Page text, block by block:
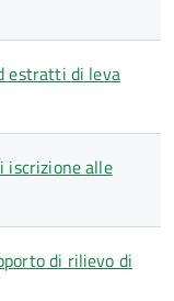
estratti di leva
iscrizione alle
di rilievo di